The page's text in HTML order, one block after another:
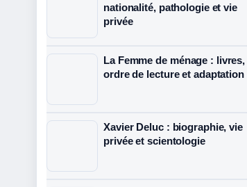
nationalité, pathologie et vie
privée
La Femme de ménage : livres,
ordre de lecture et adaptation
Xavier Deluc : biographie, vie
privée et scientologie